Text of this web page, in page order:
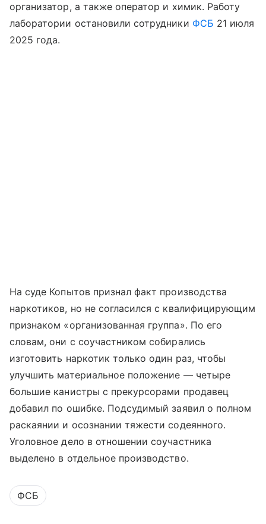
организатор, а также оператор и химик. Работу
лаборатории остановили сотрудники ФСБ 21 июля
2025 года.
На суде Копытов признал факт производства
наркотиков, но не согласился с квалифицирующим
признаком «организованная группа». По его
словам, они с соучастником собирались
изготовить наркотик только один раз, чтобы
улучшить материальное положение — четыре
большие канистры с прекурсорами продавец
добавил по ошибке. Подсудимый заявил о полном
раскаянии и осознании тяжести содеянного.
Уголовное дело в отношении соучастника
выделено в отдельное производство.
ФСБ